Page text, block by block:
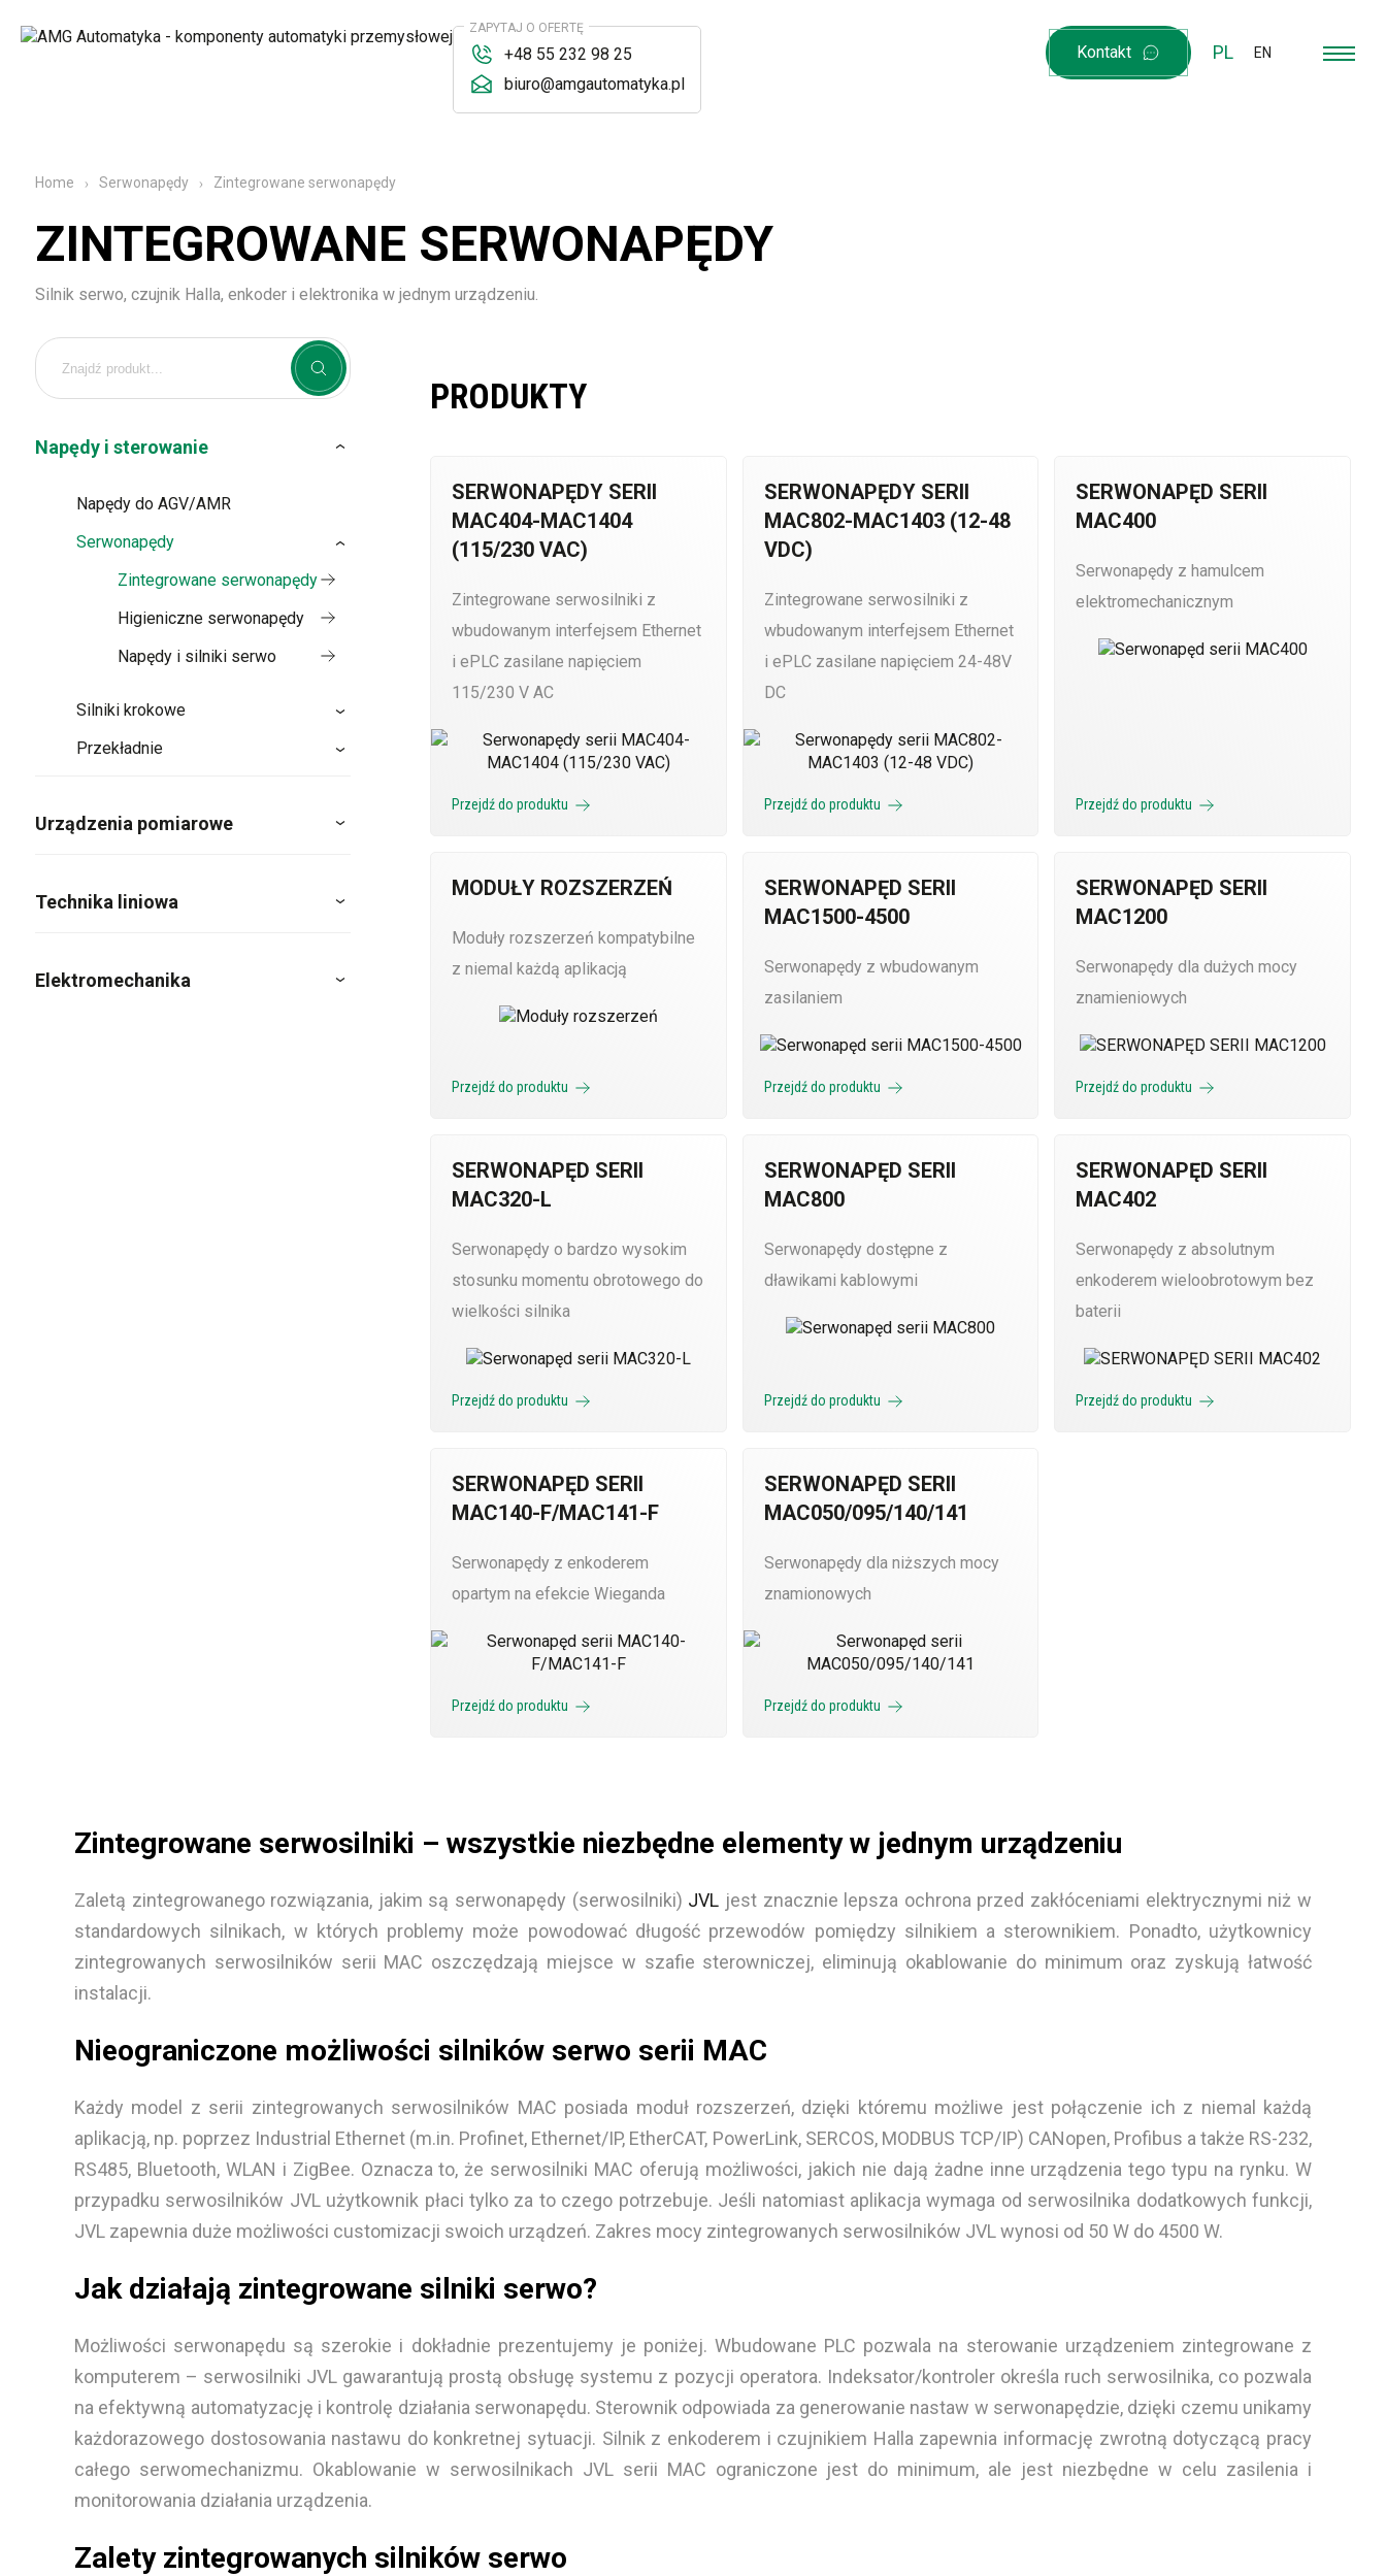
ZAPYTAJ O OFERTĘ
+48 55 232 98 25
biuro@amgautomatyka.pl
Kontakt PL EN
Home Serwonapędy Zintegrowane serwonapędy
ZINTEGROWANE SERWONAPĘDY
Silnik serwo, czujnik Halla, enkoder i elektronika w jednym urządzeniu.
Napędy i sterowanie
Napędy do AGV/AMR
Serwonapędy
Zintegrowane serwonapędy
Higieniczne serwonapędy
Napędy i silniki serwo
Silniki krokowe
Przekładnie
Urządzenia pomiarowe
Technika liniowa
Elektromechanika
PRODUKTY
SERWONAPĘDY SERII
MAC404-MAC1404
(115/230 VAC)
Zintegrowane serwosilniki z
wbudowanym interfejsem Ethernet
i ePLC zasilane napięciem
115/230 V AC
Przejdź do produktu
SERWONAPĘDY SERII
MAC802-MAC1403 (12-48
VDC)
Zintegrowane serwosilniki z
wbudowanym interfejsem Ethernet
i ePLC zasilane napięciem 24-48V
DC
Przejdź do produktu
SERWONAPĘD SERII
MAC400
Serwonapędy z hamulcem
elektromechanicznym
Przejdź do produktu
MODUŁY ROZSZERZEŃ
Moduły rozszerzeń kompatybilne
z niemal każdą aplikacją
Przejdź do produktu
SERWONAPĘD SERII
MAC1500-4500
Serwonapędy z wbudowanym
zasilaniem
Przejdź do produktu
SERWONAPĘD SERII
MAC1200
Serwonapędy dla dużych mocy
znamieniowych
Przejdź do produktu
SERWONAPĘD SERII
MAC320-L
Serwonapędy o bardzo wysokim
stosunku momentu obrotowego do
wielkości silnika
Przejdź do produktu
SERWONAPĘD SERII
MAC800
Serwonapędy dostępne z
dławikami kablowymi
Przejdź do produktu
SERWONAPĘD SERII
MAC402
Serwonapędy z absolutnym
enkoderem wieloobrotowym bez
baterii
Przejdź do produktu
SERWONAPĘD SERII
MAC140-F/MAC141-F
Serwonapędy z enkoderem
opartym na efekcie Wieganda
Przejdź do produktu
SERWONAPĘD SERII
MAC050/095/140/141
Serwonapędy dla niższych mocy
znamionowych
Przejdź do produktu
Zintegrowane serwosilniki – wszystkie niezbędne elementy w jednym urządzeniu
Zaletą zintegrowanego rozwiązania, jakim są serwonapędy (serwosilniki) JVL jest znacznie lepsza ochrona przed zakłóceniami elektrycznymi niż w
standardowych silnikach, w których problemy może powodować długość przewodów pomiędzy silnikiem a sterownikiem. Ponadto, użytkownicy
zintegrowanych serwosilników serii MAC oszczędzają miejsce w szafie sterowniczej, eliminują okablowanie do minimum oraz zyskują łatwość
instalacji.
Nieograniczone możliwości silników serwo serii MAC
Każdy model z serii zintegrowanych serwosilników MAC posiada moduł rozszerzeń, dzięki któremu możliwe jest połączenie ich z niemal każdą
aplikacją, np. poprzez Industrial Ethernet (m.in. Profinet, Ethernet/IP, EtherCAT, PowerLink, SERCOS, MODBUS TCP/IP) CANopen, Profibus a także RS-232,
RS485, Bluetooth, WLAN i ZigBee. Oznacza to, że serwosilniki MAC oferują możliwości, jakich nie dają żadne inne urządzenia tego typu na rynku. W
przypadku serwosilników JVL użytkownik płaci tylko za to czego potrzebuje. Jeśli natomiast aplikacja wymaga od serwosilnika dodatkowych funkcji,
JVL zapewnia duże możliwości customizacji swoich urządzeń. Zakres mocy zintegrowanych serwosilników JVL wynosi od 50 W do 4500 W.
Jak działają zintegrowane silniki serwo?
Możliwości serwonapędu są szerokie i dokładnie prezentujemy je poniżej. Wbudowane PLC pozwala na sterowanie urządzeniem zintegrowane z
komputerem – serwosilniki JVL gawarantują prostą obsługę systemu z pozycji operatora. Indeksator/kontroler określa ruch serwosilnika, co pozwala
na efektywną automatyzację i kontrolę działania serwonapędu. Sterownik odpowiada za generowanie nastaw w serwonapędzie, dzięki czemu unikamy
każdorazowego dostosowania nastawu do konkretnej sytuacji. Silnik z enkoderem i czujnikiem Halla zapewnia informację zwrotną dotyczącą pracy
całego serwomechanizmu. Okablowanie w serwosilnikach JVL serii MAC ograniczone jest do minimum, ale jest niezbędne w celu zasilenia i
monitorowania działania urządzenia.
Zalety zintegrowanych silników serwo